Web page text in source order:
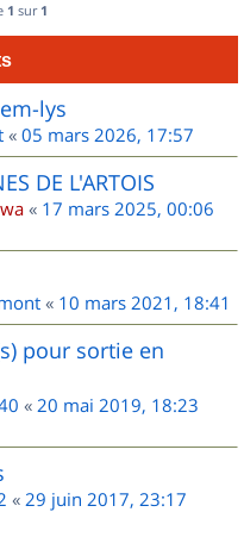
1 sur 1
lys
« 05 mars 2026, 17:57
DE L'ARTOIS
« 17 mars 2025, 00:06
« 10 mars 2021, 18:41
pour sortie en
« 20 mai 2019, 18:23
« 29 juin 2017, 23:17